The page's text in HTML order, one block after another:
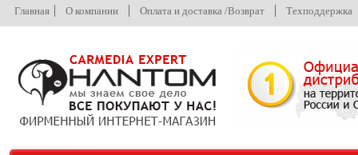
Главная О компании Оплата и доставка /Возврат Техподдержка